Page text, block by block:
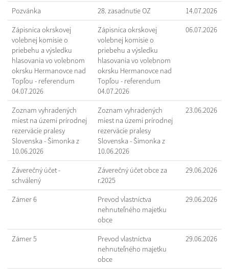
Pozvánka 28. zasadnutie OZ 14.07.2026
Zápisnica okrskovej
volebnej komisie o
priebehu a výsledku
hlasovania vo volebnom
okrsku Hermanovce nad
Topľou - referendum
04.07.2026
Zápisnica okrskovej
volebnej komisie o
priebehu a výsledku
hlasovania vo volebnom
okrsku Hermanovce nad
Topľou - referendum
04.07.2026
06.07.2026
Zoznam vyhradených
miest na území prírodnej
rezervácie pralesy
Slovenska - Šimonka z
10.06.2026
Zoznam vyhradených
miest na území prírodnej
rezervácie pralesy
Slovenska - Šimonka z
10.06.2026
23.06.2026
Záverečný účet -
schválený
Záverečný účet obce za
r.2025
29.06.2026
Zámer 6
Prevod vlastníctva
nehnuteľného majetku
obce
29.06.2026
Zámer 5
Prevod vlastníctva
nehnuteľného majetku
obce
29.06.2026